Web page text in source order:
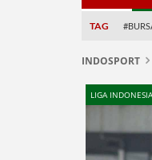
TAG
INDOSPORT
LIGA INDONESIA